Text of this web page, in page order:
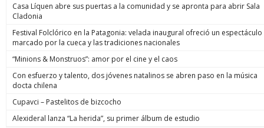
Casa Líquen abre sus puertas a la comunidad y se apronta para abrir Sala
Cladonia
Festival Folclórico en la Patagonia: velada inaugural ofreció un espectáculo
marcado por la cueca y las tradiciones nacionales
“Minions & Monstruos”: amor por el cine y el caos
Con esfuerzo y talento, dos jóvenes natalinos se abren paso en la música
docta chilena
Cupavci – Pastelitos de bizcocho
Alexideral lanza “La herida”, su primer álbum de estudio